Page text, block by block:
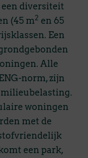
diversiteit
(45 m2 en 65
Een
Alle
norm, zijn
milieubelasting.
woningen
met de
een park,